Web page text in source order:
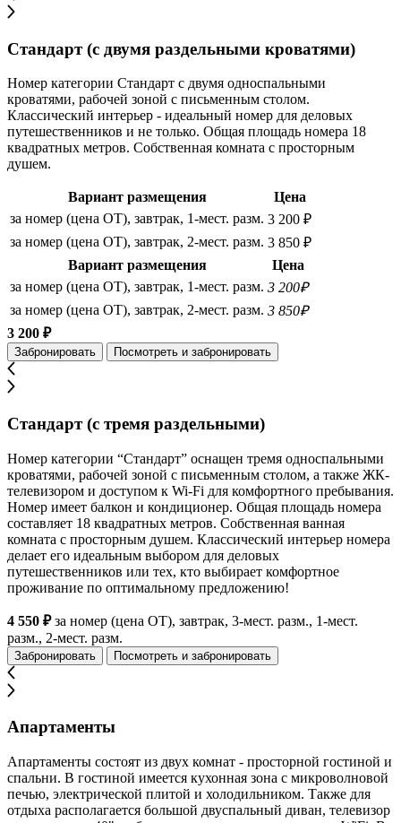
Стандарт (с двумя раздельными кроватями)
Номер категории Стандарт с двумя односпальными
кроватями, рабочей зоной с письменным столом.
Классический интерьер - идеальный номер для деловых
путешественников и не только. Общая площадь номера 18
квадратных метров. Собственная комната с просторным
душем.
Вариант размещения
Цена
за номер (цена ОТ), завтрак, 1-мест. разм. 3 200 ₽
за номер (цена ОТ), завтрак, 2-мест. разм. 3 850 ₽
Вариант размещения
Цена
за номер (цена ОТ), завтрак, 1-мест. разм. 3 200₽
за номер (цена ОТ), завтрак, 2-мест. разм. 3 850₽
3 200 ₽
Забронировать Посмотреть и забронировать
Стандарт (с тремя раздельными)
Номер категории “Стандарт” оснащен тремя односпальными
кроватями, рабочей зоной с письменным столом, а также ЖК-
телевизором и доступом к Wi-Fi для комфортного пребывания.
Номер имеет балкон и кондиционер. Общая площадь номера
составляет 18 квадратных метров. Собственная ванная
комната с просторным душем. Классический интерьер номера
делает его идеальным выбором для деловых
путешественников или тех, кто выбирает комфортное
проживание по оптимальному предложению!
4 550 ₽за номер (цена ОТ), завтрак, 3-мест. разм., 1-мест.
разм., 2-мест. разм.
Забронировать Посмотреть и забронировать
Апартаменты
Апартаменты состоят из двух комнат - просторной гостиной и
спальни. В гостиной имеется кухонная зона с микроволновой
печью, электрической плитой и холодильником. Также для
отдыха располагается большой двуспальный диван, телевизор